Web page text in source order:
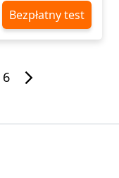
Bezpłatny test
6